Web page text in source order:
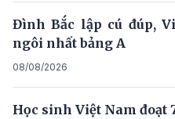
Đình Bắc lập cú đúp,
ngôi nhất bảng A
08/08/2026
Học sinh Việt Nam đoạt